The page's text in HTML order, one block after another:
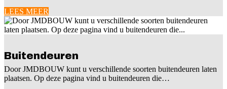
LEES MEER
Buitendeuren
Door JMDBOUW kunt u verschillende soorten buitendeuren laten
plaatsen. Op deze pagina vind u buitendeuren die…